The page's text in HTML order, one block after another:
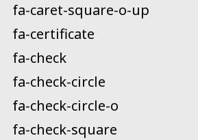
fa-caret-square-o-up
fa-certificate
fa-check
fa-check-circle
fa-check-circle-o
fa-check-square